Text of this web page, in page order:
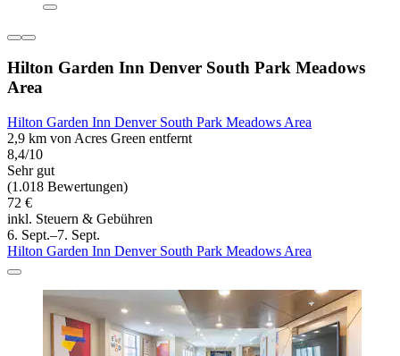
Hilton Garden Inn Denver South Park Meadows
Area
Hilton Garden Inn Denver South Park Meadows Area
2,9 km von Acres Green entfernt
8,4/10
Sehr gut
(1.018 Bewertungen)
72 €
inkl. Steuern & Gebühren
6. Sept.–7. Sept.
Hilton Garden Inn Denver South Park Meadows Area